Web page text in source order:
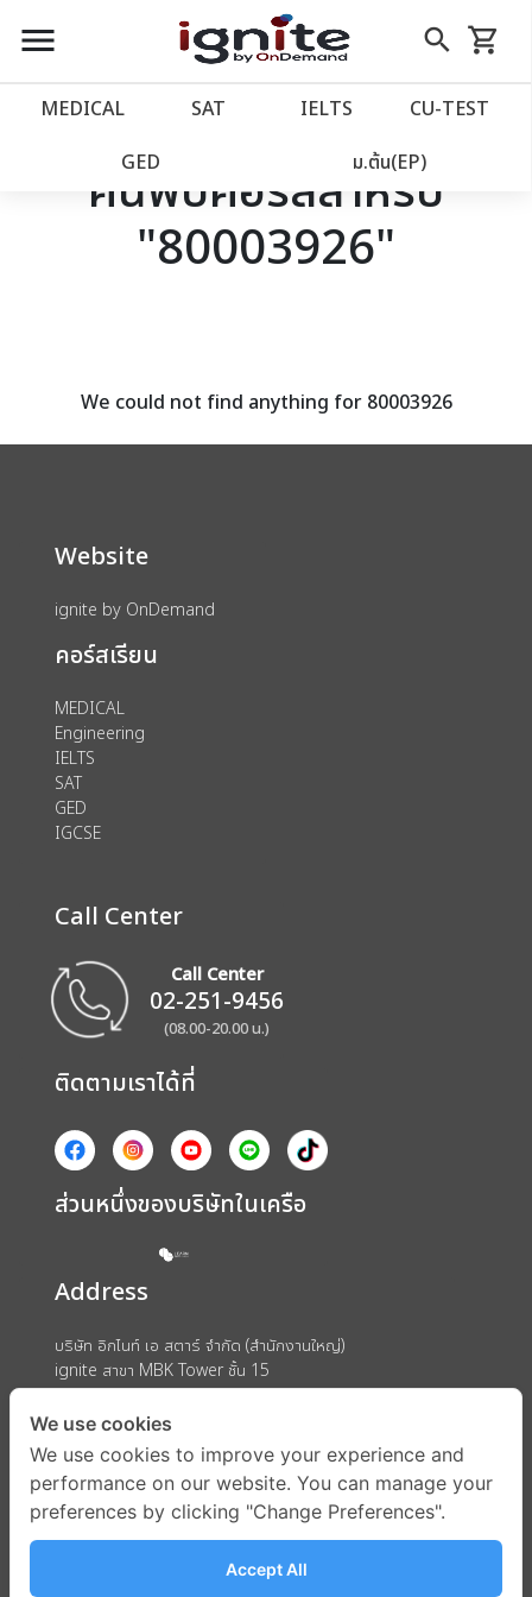
close
account_balance หน้าแรก
เว็บไซต์อิกไนท์
โปรโมชั่น
assignment ลงทะเบียน
menu search
Skip
to
shopping_cart
รถเข็น
MEDICAL SAT IELTS CU‑TEST
GED ม.ต้น(EP)
ค้นพบคอร์สสำหรับ
"80003926"
We could not find anything for 80003926
Website
ignite by OnDemand
คอร์สเรียน
MEDICAL
Engineering
IELTS
SAT
GED
IGCSE
Call Center
Call Center
02-251-9456
(08.00-20.00 น.)
ติดตามเราได้ที่
ส่วนหนึ่งของบริษัทในเครือ
Address
บริษัท อิกไนท์ เอ สตาร์ จำกัด (สำนักงานใหญ่)
ignite สาขา MBK Tower ชั้น 15
ถนนพญาไท แขวงวังใหม่ เขตปทุมวัน กรุงเทพมหานคร 10330
We use cookies
We use cookies to improve your experience and
performance on our website. You can manage your
preferences by clicking "Change Preferences".
Accept All